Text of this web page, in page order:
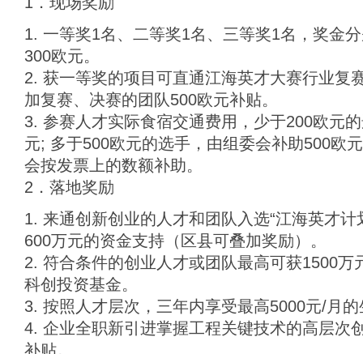
1. 一等奖1名、二等奖1名、三等奖1名，奖金
300欧元。
2. 获一等奖的项目可直通江海英才大赛行业复
加复赛、决赛的团队500欧元补贴。
3. 参赛人才实际食宿交通费用，少于200欧元
元; 多于500欧元的选手，由组委会补助500欧
会按发票上的数额补助。
2．落地奖励
1. 来通创新创业的人才和团队入选“江海英才计
600万元的资金支持（区县可叠加奖励）。
2. 符合条件的创业人才或团队最高可获1500万
科创投资基金。
3. 按照人才层次，三年内享受最高5000元/月
4. 企业全职新引进掌握工程关键技术的高层次
补贴。